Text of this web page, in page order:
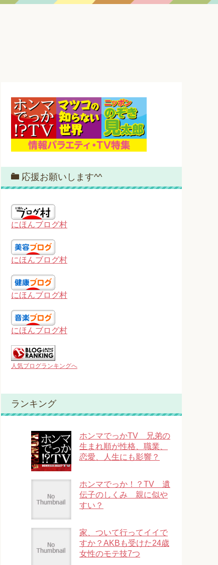
応援お願いします^^
にほんブログ村
にほんブログ村
にほんブログ村
にほんブログ村
人気ブログランキングへ
ランキング
ホンマでっかTV 兄弟の
生まれ順が性格、職業、
恋愛、人生にも影響？
ホンマでっか！？TV 遺
伝子のしくみ 親に似や
すい？
家、ついて行ってイイで
すか？AKBも受けた24歳
女性のモテ技7つ